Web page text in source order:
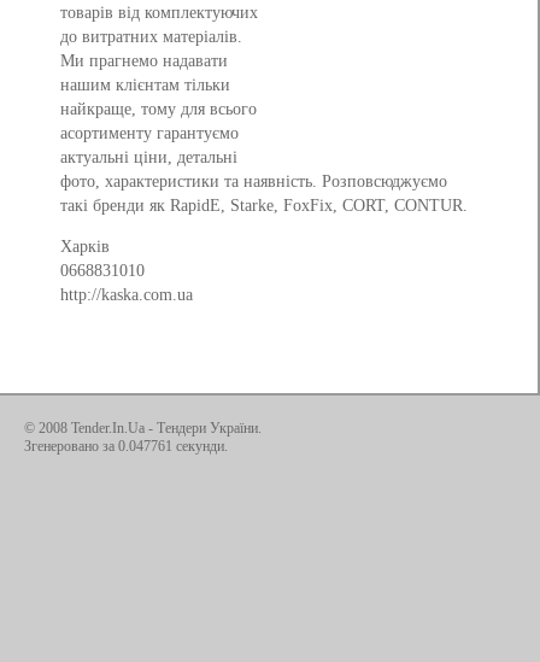
товарів від комплектуючих
до витратних матеріалів.
Ми прагнемо надавати
нашим клієнтам тільки
найкраще, тому для всього
асортименту гарантуємо
актуальні ціни, детальні
фото, характеристики та наявність. Розповсюджуємо
такі бренди як RapidE, Starke, FoxFix, CORT, CONTUR.
Харків
0668831010
http://kaska.com.ua
© 2008 Tender.In.Ua - Тендери України.
Згенеровано за 0.047761 секунди.